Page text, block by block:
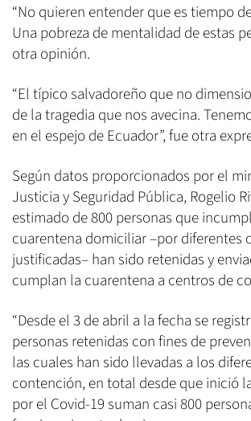
“No quieren entender que es tiempo
Una pobreza de mentalidad de estas
otra opinión.
“El típico salvadoreño que no
de la tragedia que nos avecina.
en el espejo de Ecuador”, fue otra
Según datos proporcionados por el
Justicia y Seguridad Pública, Rogelio
estimado de 800 personas que
cuarentena domiciliar –por diferentes
justificadas– han sido retenidas y
cumplan la cuarentena a centros de
“Desde el 3 de abril a la fecha se
personas retenidas con fines de
las cuales han sido llevadas a los
contención, en total desde que inició
por el Covid-19 suman casi 800